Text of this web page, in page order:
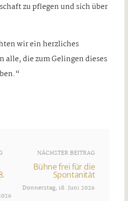
zu pflegen und sich über
wir ein herzliches
alle, die zum Gelingen dieses
NÄCHSTER BEITRAG
Bühne frei für die
Spontanität
Donnerstag, 18. Juni 2026